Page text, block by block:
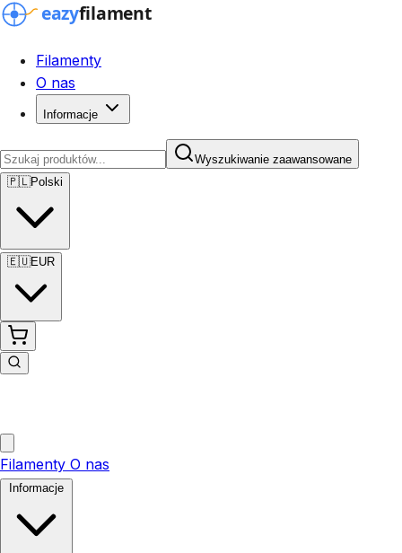
Filamenty
O nas
Informacje
Wyszukiwanie zaawansowane
🇵🇱Polski
🇪🇺EUR
Filamenty O nas